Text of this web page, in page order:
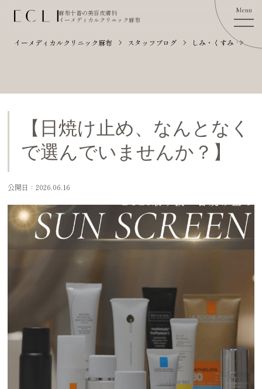
麻布十番の美容皮膚科
イーメディカルクリニック麻布
イーメディカルクリニック麻布 スタッフブログ しみ・くすみ
【日焼け止め、なんとなく
で選んでいませんか？】
公開日：2026.06.16